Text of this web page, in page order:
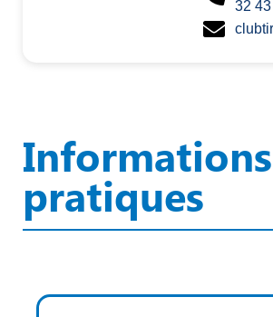
32
Informations
pratiques